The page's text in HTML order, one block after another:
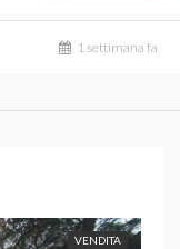
1 settimana fa
VENDITA